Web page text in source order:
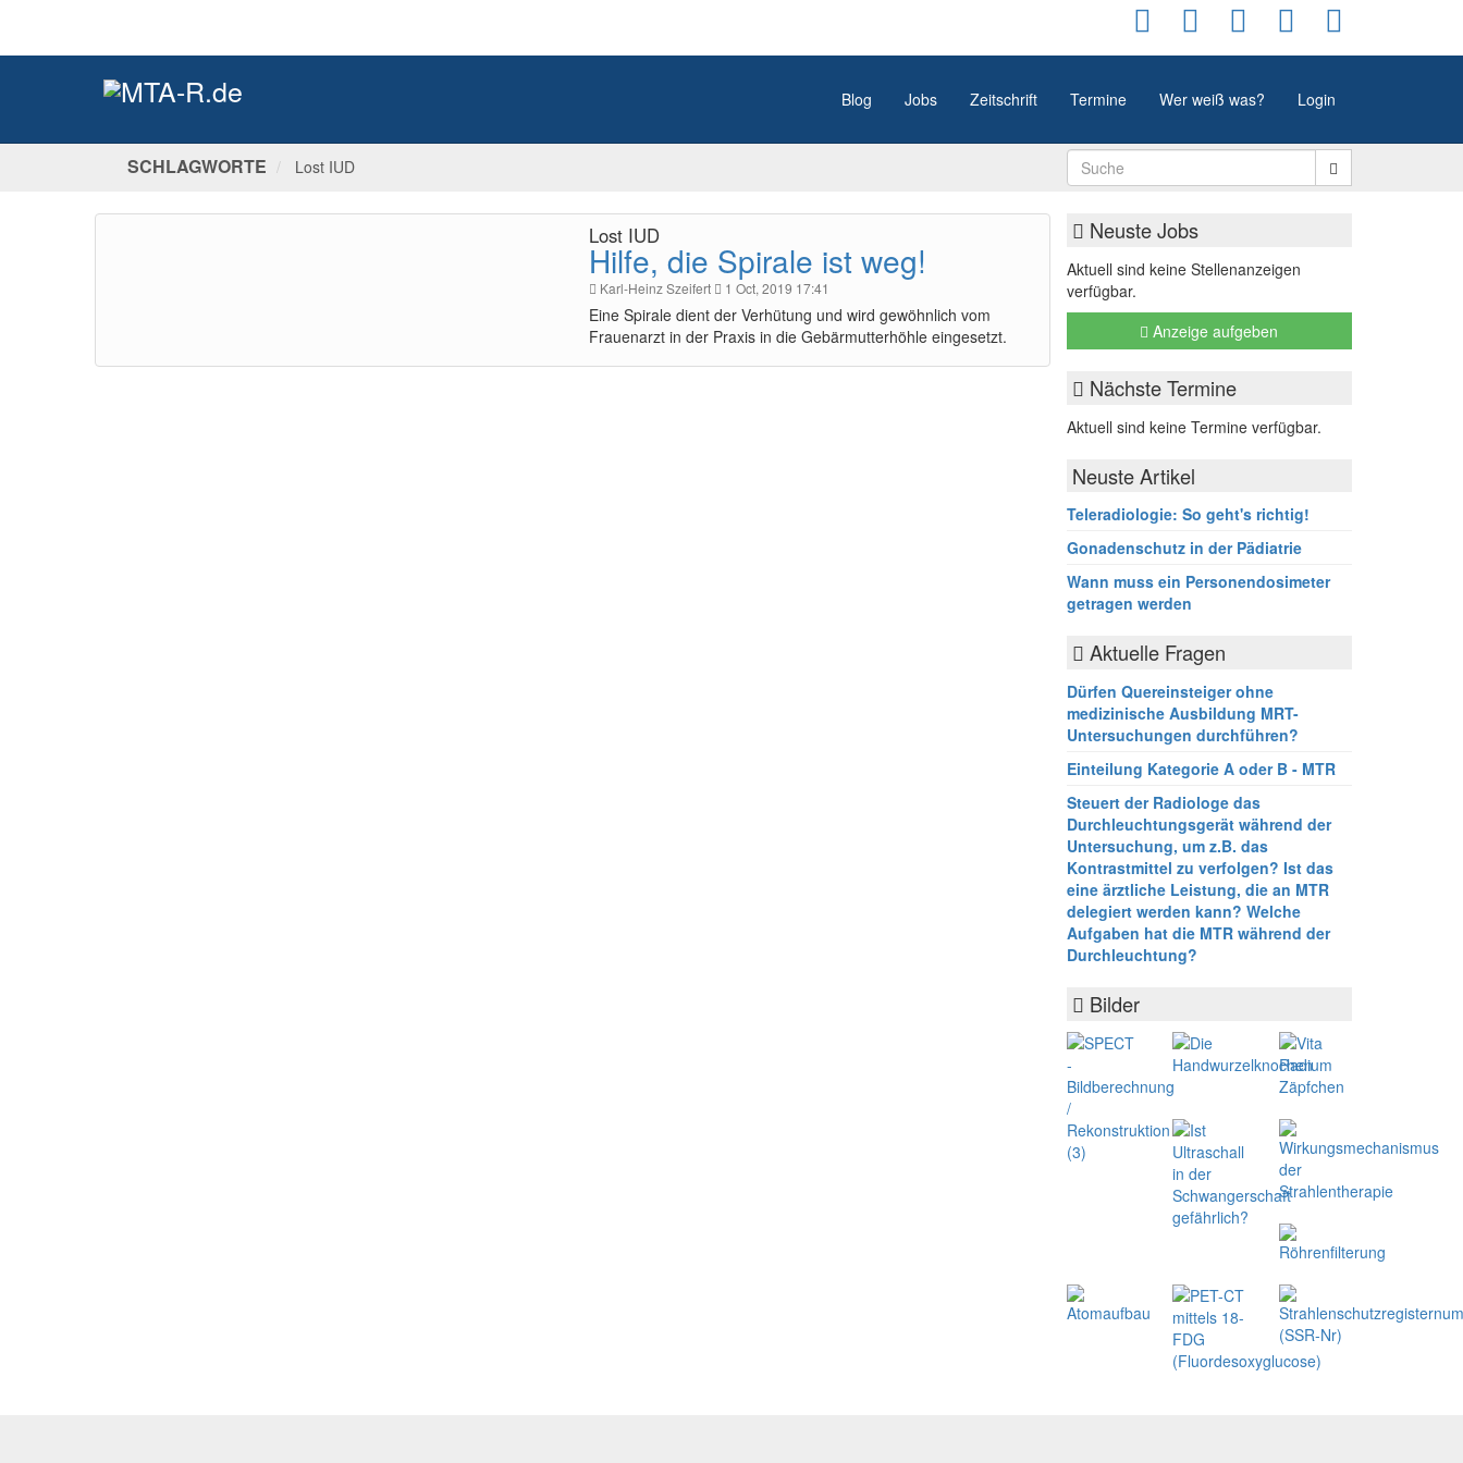
Blog Jobs Zeitschrift Termine Wer weiß was? Login
SCHLAGWORTE Lost IUD
Lost IUD
Hilfe, die Spirale ist weg!
Karl-Heinz Szeifert 1 Oct, 2019 17:41
Eine Spirale dient der Verhütung und wird gewöhnlich vom
Frauenarzt in der Praxis in die Gebärmutterhöhle eingesetzt.
Neuste Jobs
Aktuell sind keine Stellenanzeigen
verfügbar.
Anzeige aufgeben
Nächste Termine
Aktuell sind keine Termine verfügbar.
Neuste Artikel
Teleradiologie: So geht's richtig!
Gonadenschutz in der Pädiatrie
Wann muss ein Personendosimeter
getragen werden
Aktuelle Fragen
Dürfen Quereinsteiger ohne
medizinische Ausbildung MRT-
Untersuchungen durchführen?
Einteilung Kategorie A oder B - MTR
Steuert der Radiologe das
Durchleuchtungsgerät während der
Untersuchung, um z.B. das
Kontrastmittel zu verfolgen? Ist das
eine ärztliche Leistung, die an MTR
delegiert werden kann? Welche
Aufgaben hat die MTR während der
Durchleuchtung?
Bilder